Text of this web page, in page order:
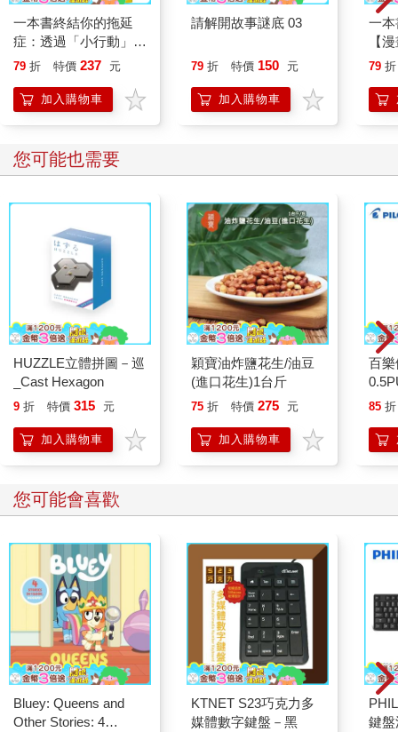
一本書終結你的拖延
症：透過「小行動」打
開大腦的行動開關，懶
的37個科學方法
79 折 特價 237 元
加入購物車
請解開故事謎底 03
79 折 特價 150 元
加入購物車
一
【
行
「
學方
79 折
您可能也需要
HUZZLE立體拼圖－巡
_Cast Hexagon
9 折 特價 315 元
加入購物車
穎寶油炸鹽花生/油豆
(進口花生)1台斤
75 折 特價 275 元
加入購物車
百
量)
85 折
您可能會喜歡
Bluey: Queens and
Other Stories: 4
KTNET S23巧克力多
媒體數字鍵盤－黑
鍵盤